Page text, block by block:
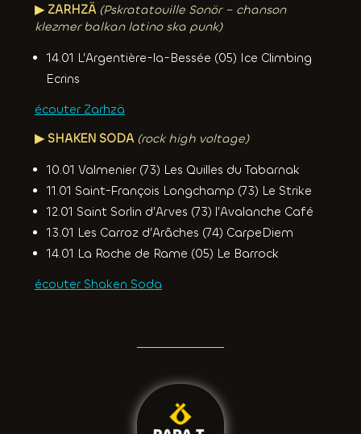
▶︎ ZARHZÄ (Pskratatouille Sonör – chanson
klezmer balkan latino ska punk)
14.01 L’Argentière-la-Bessée (05) Ice Climbing
Ecrins
écouter Zarhzä
▶︎ SHAKEN SODA(rock high voltage)
10.01 Valmenier (73) Les Quilles du Tabarnak
11.01 Saint-François Longchamp (73) Le Strike
12.01 Saint Sorlin d’Arves (73) l’Avalanche Café
13.01 Les Carroz d’Arâches (74) CarpeDiem
14.01 La Roche de Rame (05) Le Barrock
écouter Shaken Soda